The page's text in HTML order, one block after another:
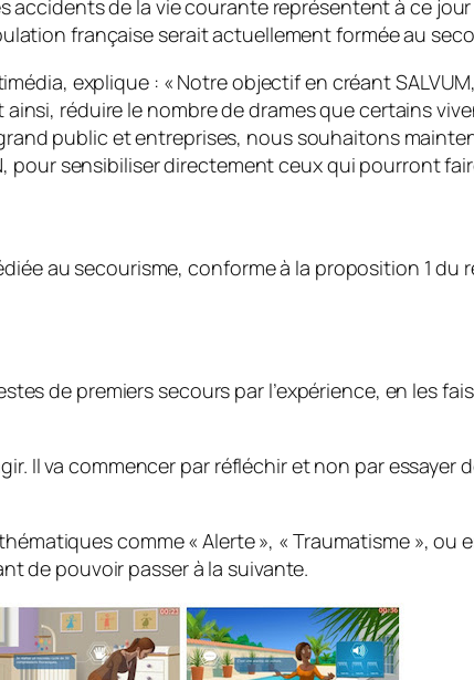
de la vie courante représentent à ce
française serait actuellement formée au
explique : « Notre objectif en créant
réduire le nombre de drames que certains
public et entreprises, nous souhaitons
pour sensibiliser directement ceux qui pourront
au secourisme, conforme à la proposition 1
de premiers secours par l’expérience, en les
Il va commencer par réfléchir et non par
comme «Alerte», « Traumatisme», ou
de pouvoir passer à la suivante.